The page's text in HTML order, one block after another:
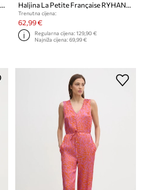
Košulja La Petite Française CHANDLER Haljina La Petite Française RYHANA
Trenutna cijena:
62,99 €
Regularna cijena:129,90 €
Najniža cijena:69,99 €